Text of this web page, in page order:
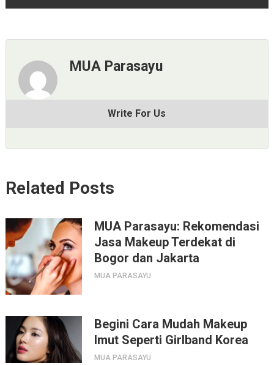
MUA Parasayu
Write For Us
Related Posts
MUA Parasayu: Rekomendasi
Jasa Makeup Terdekat di
Bogor dan Jakarta
MUA PARASAYU
Begini Cara Mudah Makeup
Imut Seperti Girlband Korea
MUA PARASAYU